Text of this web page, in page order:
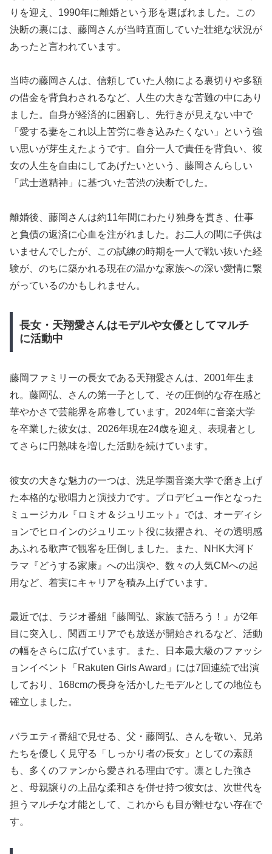
りを迎え、1990年に離婚という形を選ばれました。この
決断の裏には、藤岡さんが当時直面していた壮絶な状況が
あったと言われています。
当時の藤岡さんは、信頼していた人物による裏切りや多額
の借金を背負わされるなど、人生の大きな苦難の中にあり
ました。自身が経済的に困窮し、先行きが見えない中で
「愛する妻をこれ以上苦労に巻き込みたくない」という強
い思いが芽生えたようです。自分一人で責任を背負い、彼
女の人生を自由にしてあげたいという、藤岡さんらしい
「武士道精神」に基づいた苦渋の決断でした。
離婚後、藤岡さんは約11年間にわたり独身を貫き、仕事
と負債の返済に心血を注がれました。お二人の間に子供は
いませんでしたが、この試練の時期を一人で戦い抜いた経
験が、のちに築かれる現在の温かな家族への深い愛情に繋
がっているのかもしれません。
長女・天翔愛さんはモデルや女優としてマルチ
に活動中
藤岡ファミリーの長女である天翔愛さんは、2001年生ま
れ。藤岡弘、さんの第一子として、その圧倒的な存在感と
華やかさで芸能界を席巻しています。2024年に音楽大学
を卒業した彼女は、2026年現在24歳を迎え、表現者とし
てさらに円熟味を増した活動を続けています。
彼女の大きな魅力の一つは、洗足学園音楽大学で磨き上げ
た本格的な歌唱力と演技力です。プロデビュー作となった
ミュージカル『ロミオ＆ジュリエット』では、オーディシ
ョンでヒロインのジュリエット役に抜擢され、その透明感
あふれる歌声で観客を圧倒しました。また、NHK大河ド
ラマ『どうする家康』への出演や、数々の人気CMへの起
用など、着実にキャリアを積み上げています。
最近では、ラジオ番組『藤岡弘、家族で語ろう！』が2年
目に突入し、関西エリアでも放送が開始されるなど、活動
の幅をさらに広げています。また、日本最大級のファッシ
ョンイベント「Rakuten Girls Award」には7回連続で出演
しており、168cmの長身を活かしたモデルとしての地位も
確立しました。
バラエティ番組で見せる、父・藤岡弘、さんを敬い、兄弟
たちを優しく見守る「しっかり者の長女」としての素顔
も、多くのファンから愛される理由です。凛とした強さ
と、母親譲りの上品な柔和さを併せ持つ彼女は、次世代を
担うマルチな才能として、これからも目が離せない存在で
す。